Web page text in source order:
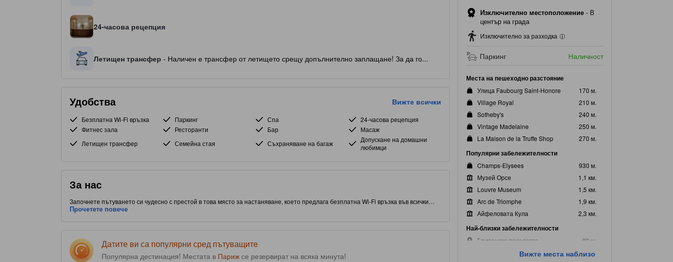
24-часова рецепция
Летищен трансфер - Наличен е трансфер от летището срещу допълнително заплащане! За да го...
Удобства Вижте всички
Безплатна Wi-Fi връзка Паркинг Спа
24-часова рецепция
Фитнес зала
Ресторанти Бар
Масаж
Летищен трансфер
Семейна стая Съхраняване на багаж
Допускане на домашни
любимци
За нас
Започнете пътуването си чудесно с престой в това място за настаняване, което предлага безплатна Wi-Fi връзка във всички
стаи. Със стратегическо разположение в 8th - Champs Elysees, което ви позволява достъп и близост до местните
забележителности. С оценка от 5.0 звезди, този обект предоставя на гостите достъп до сауна, масаж и спа на място.
Прочетете повече
Датите ви са популярни сред пътуващите
Популярна дестинация! Местата в Париж се резервират на всяка минута!
Изключително местоположение - В
център на града
Изключително за разходка
Паркинг Наличност
Места на пешеходно разстояние
Улица Faubourg Saint-Honore
170 м.
Village Royal
210 м.
Sotheby's
240 м.
Vintage Madelaine
250 м.
La Maison de la Truffe Shop
270 м.
Популярни забележителности
Champs-Elysees
930 м.
Музей Орсе
1,1 км.
Louvre Museum
1,5 км.
Arc de Triomphe
1,9 км.
Айфеловата Кула
2,3 км.
Най-близки забележителности
Британско посолство
80 м.
160 м.
Вижте места наблизо